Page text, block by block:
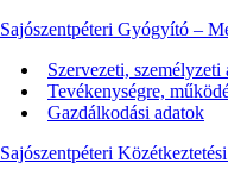
Sajószentpéteri Gyógyító –
Szervezeti, személyzeti
Tevékenységre,
Gazdálkodási adatok
Sajószentpéteri